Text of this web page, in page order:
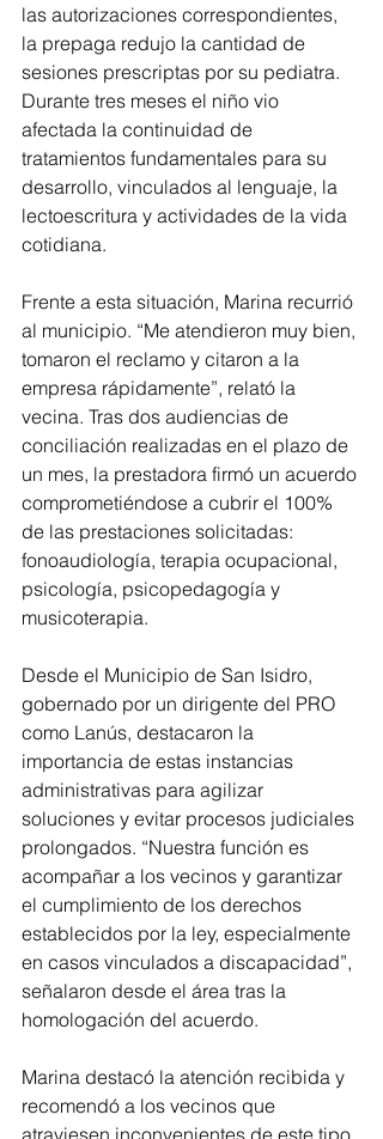
las autorizaciones correspondientes,
la prepaga redujo la cantidad de
sesiones prescriptas por su pediatra.
Durante tres meses el niño vio
afectada la continuidad de
tratamientos fundamentales para su
desarrollo, vinculados al lenguaje, la
lectoescritura y actividades de la vida
cotidiana.
Frente a esta situación, Marina recurrió
al municipio. “Me atendieron muy bien,
tomaron el reclamo y citaron a la
empresa rápidamente”, relató la
vecina. Tras dos audiencias de
conciliación realizadas en el plazo de
un mes, la prestadora firmó un acuerdo
comprometiéndose a cubrir el 100%
de las prestaciones solicitadas:
fonoaudiología, terapia ocupacional,
psicología, psicopedagogía y
musicoterapia.
Desde el Municipio de San Isidro,
gobernado por un dirigente del PRO
como Lanús, destacaron la
importancia de estas instancias
administrativas para agilizar
soluciones y evitar procesos judiciales
prolongados. “Nuestra función es
acompañar a los vecinos y garantizar
el cumplimiento de los derechos
establecidos por la ley, especialmente
en casos vinculados a discapacidad”,
señalaron desde el área tras la
homologación del acuerdo.
Marina destacó la atención recibida y
recomendó a los vecinos que